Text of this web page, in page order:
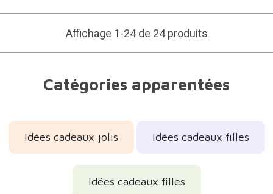
Affichage 1-24 de 24 produits
Catégories apparentées
Idées cadeaux jolis Idées cadeaux filles
Idées cadeaux filles